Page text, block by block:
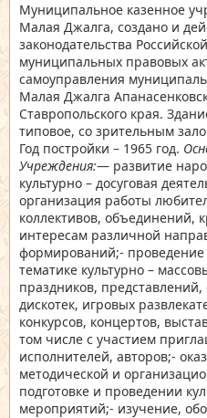
Муниципальное казенное
Малая Джалга, создано и
законодательства
муниципальных правовых
самоуправления
Малая Джалга
Ставропольского края.
типовое, со зрительным
Год постройки – 1965 год.
Учреждения:— развитие
культурно – досуговая
организация работы
коллективов, объединений,
интересам различной
формирований;-
тематике культурно –
праздников,
дискотек, игровых
конкурсов, концертов,
том числе с участием
исполнителей, авторов;-
методической и
подготовке и проведении
мероприятий;- изучение,